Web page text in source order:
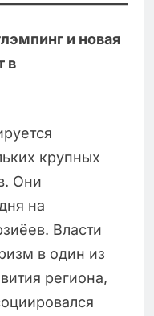
и новая
в
крупных
Они
на
Власти
в один из
региона,